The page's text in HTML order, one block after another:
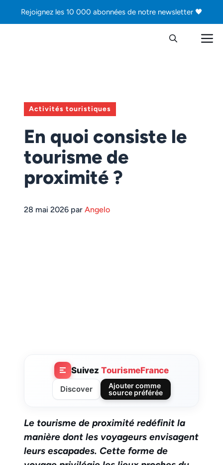
Rejoignez les 10 000 abonnées de notre newsletter 🖤
Activités touristiques
En quoi consiste le
tourisme de
proximité ?
28 mai 2026 par Angelo
Suivez TourismeFrance
Discover
Ajouter comme
source préférée
Le tourisme de proximité redéfinit la
manière dont les voyageurs envisagent
leurs escapades. Cette forme de